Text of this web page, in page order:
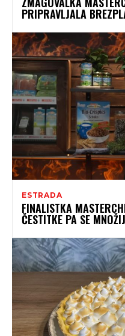
PRIPRAVLJALA
ESTRADA
FINALISTKA
ČESTITKE PA SE